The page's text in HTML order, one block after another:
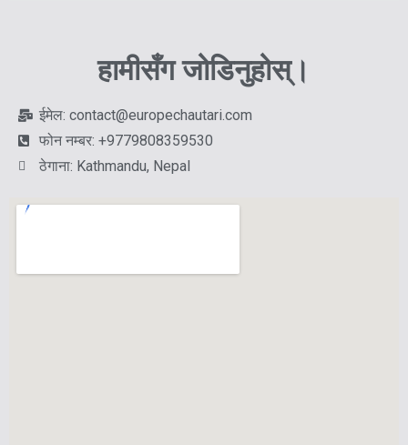
हामीसँग जोडिनुहोस्।
ईमेल: contact@europechautari.com
फोन नम्बर: +9779808359530
ठेगाना: Kathmandu, Nepal